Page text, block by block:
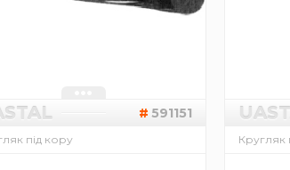
591151
під кору Кругляк